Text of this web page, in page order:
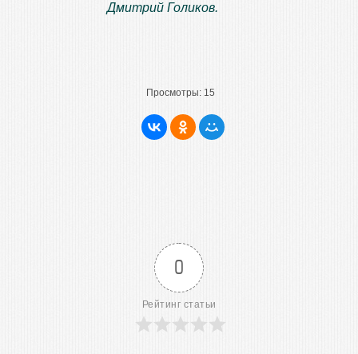
Дмитрий Голиков.
Просмотры: 15
0
Рейтинг статьи